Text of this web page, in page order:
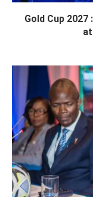
Gold Cup